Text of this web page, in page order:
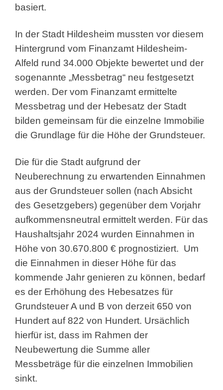
basiert.
In der Stadt Hildesheim mussten vor diesem
Hintergrund vom Finanzamt Hildesheim-
Alfeld rund 34.000 Objekte bewertet und der
sogenannte „Messbetrag“ neu festgesetzt
werden. Der vom Finanzamt ermittelte
Messbetrag und der Hebesatz der Stadt
bilden gemeinsam für die einzelne Immobilie
die Grundlage für die Höhe der Grundsteuer.
Die für die Stadt aufgrund der
Neuberechnung zu erwartenden Einnahmen
aus der Grundsteuer sollen (nach Absicht
des Gesetzgebers) gegenüber dem Vorjahr
aufkommensneutral ermittelt werden. Für das
Haushaltsjahr 2024 wurden Einnahmen in
Höhe von 30.670.800 € prognostiziert. Um
die Einnahmen in dieser Höhe für das
kommende Jahr genieren zu können, bedarf
es der Erhöhung des Hebesatzes für
Grundsteuer A und B von derzeit 650 von
Hundert auf 822 von Hundert. Ursächlich
hierfür ist, dass im Rahmen der
Neubewertung die Summe aller
Messbeträge für die einzelnen Immobilien
sinkt.